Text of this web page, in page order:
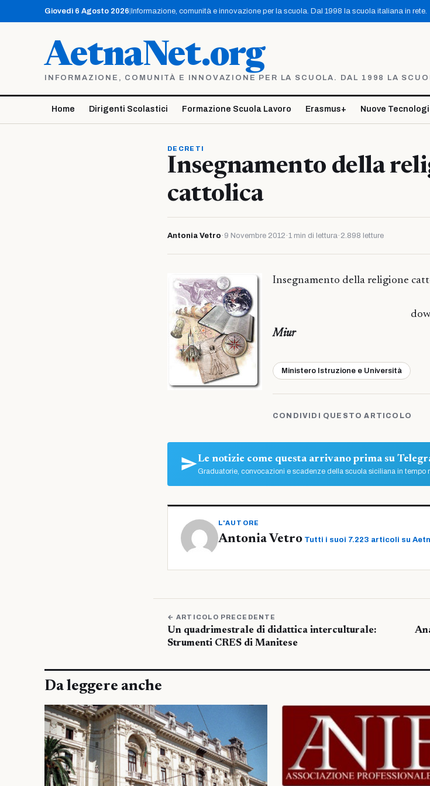
contenuto
Giovedì 6 Agosto 2026 Informazione, comunità e innovazione per la scuola. Dal 1998 la scuola italiana in rete.
AetnaNet.org
INFORMAZIONE, COMUNITÀ E INNOVAZIONE PER LA SCUOLA. DAL 1998 LA
Home Dirigenti Scolastici Formazione Scuola Lavoro Erasmus+ Nuove
DECRETI
Insegnamento della
cattolica
Antonia Vetro · 9 Novembre 2012 ·1 min di lettura· 2.898 letture
Insegnamento della religione
Miur
Ministero Istruzione e Università
CONDIVIDI QUESTO ARTICOLO
Le notizie come questa arrivano prima su
Graduatorie, convocazioni e scadenze della scuola siciliana in tempo
L'AUTORE
Antonia Vetro Tutti i suoi 7.223 articoli su
← ARTICOLO PRECEDENTE
Un quadrimestrale di didattica interculturale:
Strumenti CRES di Manitese
Da leggere anche